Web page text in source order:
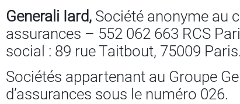
Generali Iard, Société anonyme au
assurances – 552 062 663 RCS
social : 89 rue Taitbout, 75009 Paris.
Sociétés appartenant au Groupe
d’assurances sous le numéro 026.